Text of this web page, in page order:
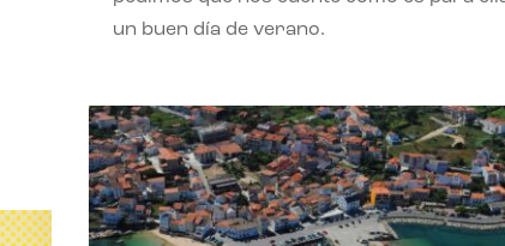
un buen día de verano.